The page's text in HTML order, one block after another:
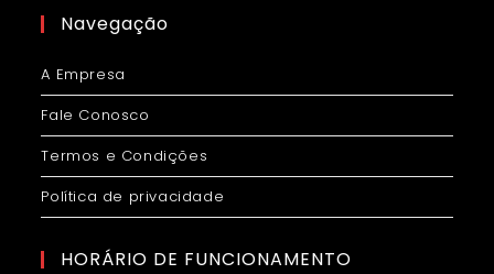
Navegação
A Empresa
Fale Conosco
Termos e Condições
Política de privacidade
HORÁRIO DE FUNCIONAMENTO